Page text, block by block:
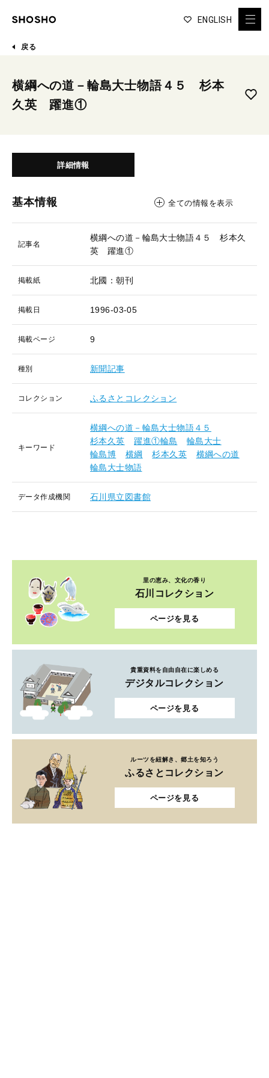
ENGLISH
戻る
横綱への道－輪島大士物語４５ 杉本
久英 躍進①
詳細情報
基本情報 全ての情報を表示
記事名
横綱への道－輪島大士物語４５ 杉本久
英 躍進①
掲載紙 北國：朝刊
掲載日 1996-03-05
掲載ページ 9
種別 新聞記事
コレクション ふるさとコレクション
キーワード
横綱への道－輪島大士物語４５
杉本久英
躍進①輪島
輪島大士
輪島博
横綱 杉本久英
横綱への道
輪島大士物語
データ作成機関 石川県立図書館
里の恵み、文化の香り
石川コレクション
ページを見る
貴重資料を自由自在に楽しめる
デジタルコレクション
ページを見る
ルーツを紐解き、郷土を知ろう
ふるさとコレクション
ページを見る